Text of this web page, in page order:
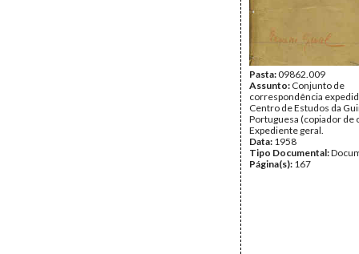
Pasta:09862.009
Assunto: Conjunto de
correspondência
Centro de Estudos da
Portuguesa (copiador de
Expediente geral.
Data: 1958
Tipo Documental:
Página(s): 167